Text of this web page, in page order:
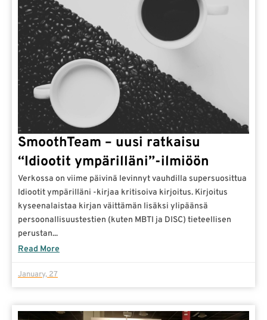
SmoothTeam – uusi ratkaisu
“Idiootit ympärilläni”​-ilmiöön
Verkossa on viime päivinä levinnyt vauhdilla supersuosittua
Idiootit ympärilläni -kirjaa kritisoiva kirjoitus. Kirjoitus
kyseenalaistaa kirjan väittämän lisäksi ylipäänsä
persoonallisuustestien (kuten MBTI ja DISC) tieteellisen
perustan...
Read More
January, 27